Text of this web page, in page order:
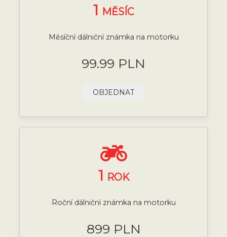
1 MĚSÍC
Měsíční dálniční známka na motorku
99.99 PLN
OBJEDNAT
1 ROK
Roční dálniční známka na motorku
899 PLN